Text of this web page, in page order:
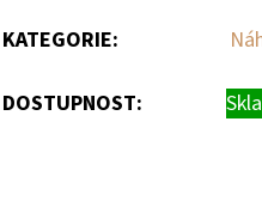
5
KATEGORIE:
DOSTUPNOST: